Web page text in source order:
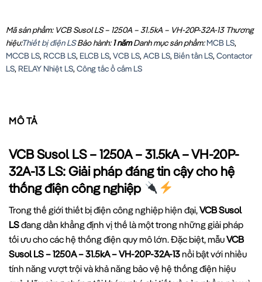
Mã sản phẩm: VCB Susol LS – 1250A – 31.5kA – VH-20P-32A-13 Thương
hiệu:Thiết bị điện LS Bảo hành:1 nămDanh mục sản phẩm:MCB LS,
MCCB LS, RCCB LS, ELCB LS,VCB LS,ACB LS, Biến tần LS,Contactor
LS, RELAY Nhiệt LS,Công tắc ổ cắm LS
MÔ TẢ
VCB Susol LS – 1250A – 31.5kA – VH-20P-
32A-13 LS: Giải pháp đáng tin cậy cho hệ
thống điện công nghiệp
Trong thế giới thiết bị điện công nghiệp hiện đại,VCB Susol
LSđang dần khẳng định vị thế là một trong những giải pháp
tối ưu cho các hệ thống điện quy mô lớn. Đặc biệt, mẫuVCB
Susol LS – 1250A – 31.5kA – VH-20P-32A-13nổi bật với nhiều
tính năng vượt trội và khả năng bảo vệ hệ thống điện hiệu